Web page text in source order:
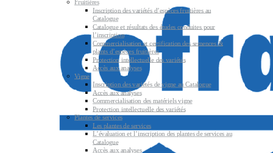
Fruitières
Inscription des variétés d’espèces fruitières au
Catalogue
Catalogue et résultats des études conduites pour
l’inscription
Commercialisation et certification des semences &
plants d’espèces fruitières
Protection intellectuelle des variétés
Accès aux analyses
Vigne
Inscription des variétés de vigne au Catalogue
Accès aux analyses
Commercialisation des matériels vigne
Protection intellectuelle des variétés
Plantes de services
Les plantes de services
L’évaluation et l’inscription des plantes de services au
Catalogue
Accès aux analyses